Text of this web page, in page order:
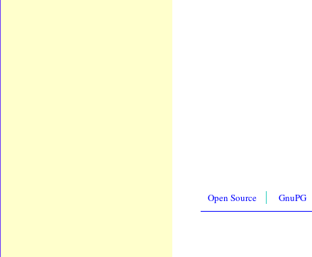
Open Source GnuPG